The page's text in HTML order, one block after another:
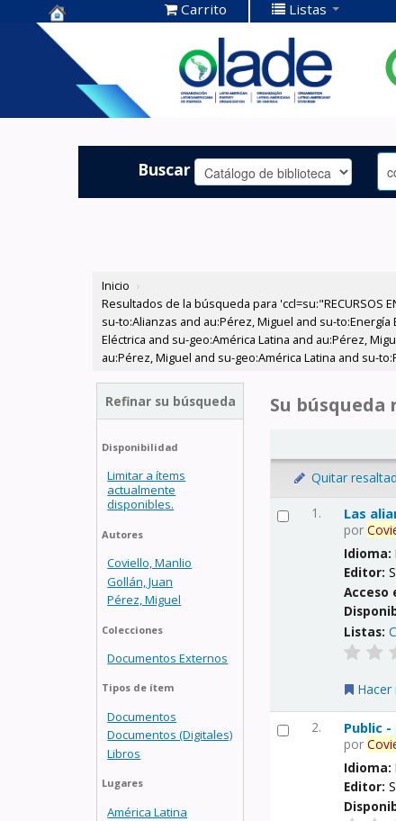
Centro de
Documentación
OLADE -
Carrito Listas
Buscar
Inicio ›
Resultados de la búsqueda para 'ccl=su:"RECURSOS
su-to:Alianzas and au:Pérez, Miguel and su-
Eléctrica and su-geo:América Latina and au:Pérez,
au:Pérez, Miguel and su-geo:América Latina and su-
Refinar su búsqueda
Disponibilidad
Limitar a ítems
actualmente
disponibles.
Autores
Coviello, Manlio
Gollán, Juan
Pérez, Miguel
Colecciones
Documentos Externos
Tipos de ítem
Documentos
Documentos (Digitales)
Libros
Lugares
América Latina
Su búsqueda
Quitar
1. Las
por
Idioma:
Editor:
Acceso
Listas:
Hacer
2. Public
por
Idioma:
Editor: